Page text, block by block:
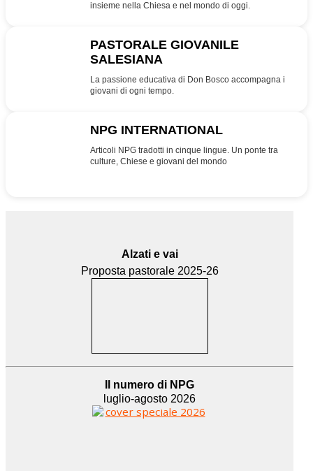
insieme nella Chiesa e nel mondo di oggi.
PASTORALE GIOVANILE
SALESIANA
La passione educativa di Don Bosco accompagna i
giovani di ogni tempo.
NPG INTERNATIONAL
Articoli NPG tradotti in cinque lingue. Un ponte tra
culture, Chiese e giovani del mondo
Alzati e vai
Proposta pastorale 2025-26
Il numero di NPG
luglio-agosto 2026